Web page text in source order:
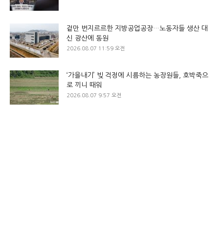
겉만 번지르르한 지방공업공장…노동자들 생산 대
신 광산에 동원
2026.08.07 11:59 오전
‘가을내기’ 빚 걱정에 시름하는 농장원들, 호박죽으
로 끼니 때워
2026.08.07 9:57 오전